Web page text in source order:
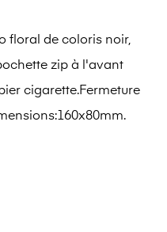
floral de coloris noir,
zip à l'avant
cigarette.Fermeture